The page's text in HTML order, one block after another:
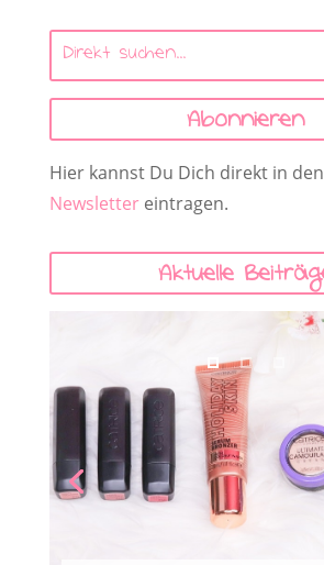
Abonnieren
Hier kannst Du Dich direkt in den
Newslettereintragen.
Aktuelle